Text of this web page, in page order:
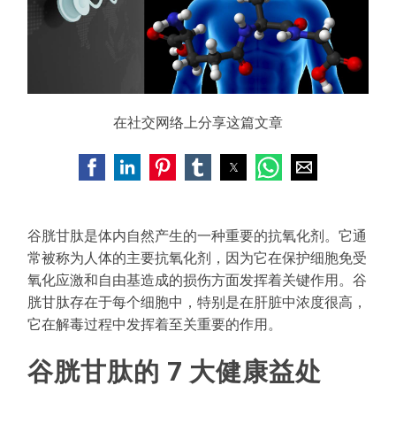
在社交网络上分享这篇文章
谷胱甘肽是体内自然产生的一种重要的抗氧化剂。它通
常被称为人体的主要抗氧化剂，因为它在保护细胞免受
氧化应激和自由基造成的损伤方面发挥着关键作用。谷
胱甘肽存在于每个细胞中，特别是在肝脏中浓度很高，
它在解毒过程中发挥着至关重要的作用。
谷胱甘肽的 7 大健康益处